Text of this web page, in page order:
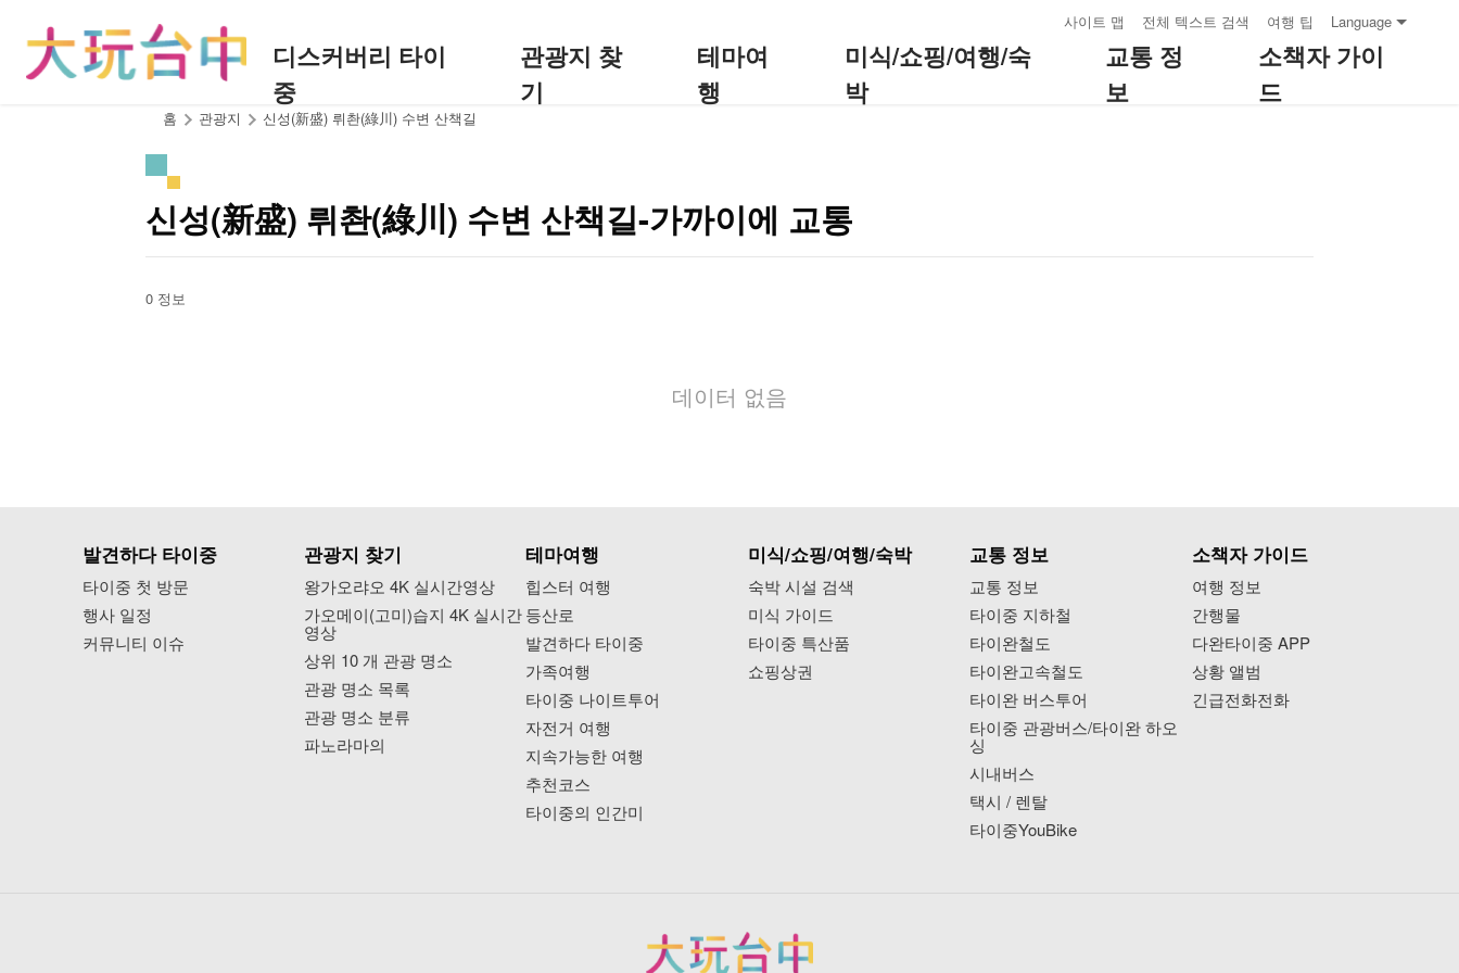
사이트 맵 전체 텍스트 검색 여행 팁 Language
디스커버리 타이
중
관광지 찾
기
테마여
행
미식/쇼핑/여행/숙
박
교통 정
보
소책자 가이
드
홈 관광지 신성(新盛) 뤼촨(綠川) 수변 산책길
신성(新盛) 뤼촨(綠川) 수변 산책길-가까이에 교통
0 정보
데이터 없음
발견하다 타이중
타이중 첫 방문
행사 일정
커뮤니티 이슈
관광지 찾기
왕가오랴오 4K 실시간영상
가오메이(고미)습지 4K 실시간
영상
상위 10 개 관광 명소
관광 명소 목록
관광 명소 분류
파노라마의
테마여행
힙스터 여행
등산로
발견하다 타이중
가족여행
타이중 나이트투어
자전거 여행
지속가능한 여행
추천코스
타이중의 인간미
미식/쇼핑/여행/숙박
숙박 시설 검색
미식 가이드
타이중 특산품
쇼핑상권
교통 정보
교통 정보
타이중 지하철
타이완철도
타이완고속철도
타이완 버스투어
타이중 관광버스/타이완 하오
싱
시내버스
택시 / 렌탈
타이중YouBike
소책자 가이드
여행 정보
간행물
다완타이중 APP
상황 앨범
긴급전화전화